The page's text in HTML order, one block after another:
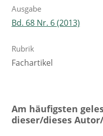
Ausgabe
Bd. 68 Nr. 6 (2013)
Rubrik
Fachartikel
Am häufigsten
dieser/dieses